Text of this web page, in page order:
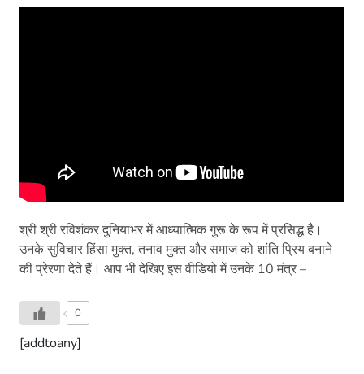
श्री श्री रविशंकर दुनियाभर में आध्यात्मिक गुरू के रूप में प्रसिद्ध है।
उनके सुविचार हिंसा मुक्त, तनाव मुक्त और समाज को शांति प्रिय बनाने
की प्रेरणा देते हैं। आप भी देखिए इस वीडियो में उनके 10 मंत्र –
0
[addtoany]